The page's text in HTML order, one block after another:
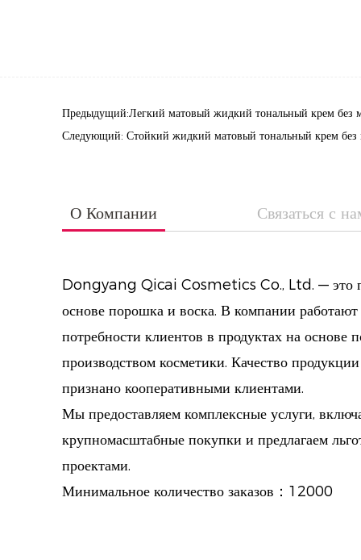
Предыдущий:Легкий матовый жидкий тональный крем без
Следующий: Стойкий жидкий матовый тональный крем без
О Компании Связаться с
Dongyang Qicai Cosmetics Co., Ltd. — это
основе порошка и воска. В компании
потребности клиентов в продуктах на основе
производством косметики. Качество
признано кооперативными клиентами.
Мы предоставляем комплексные услуги,
крупномасштабные покупки и предлагаем
проектами.
Минимальное количество заказов：12000